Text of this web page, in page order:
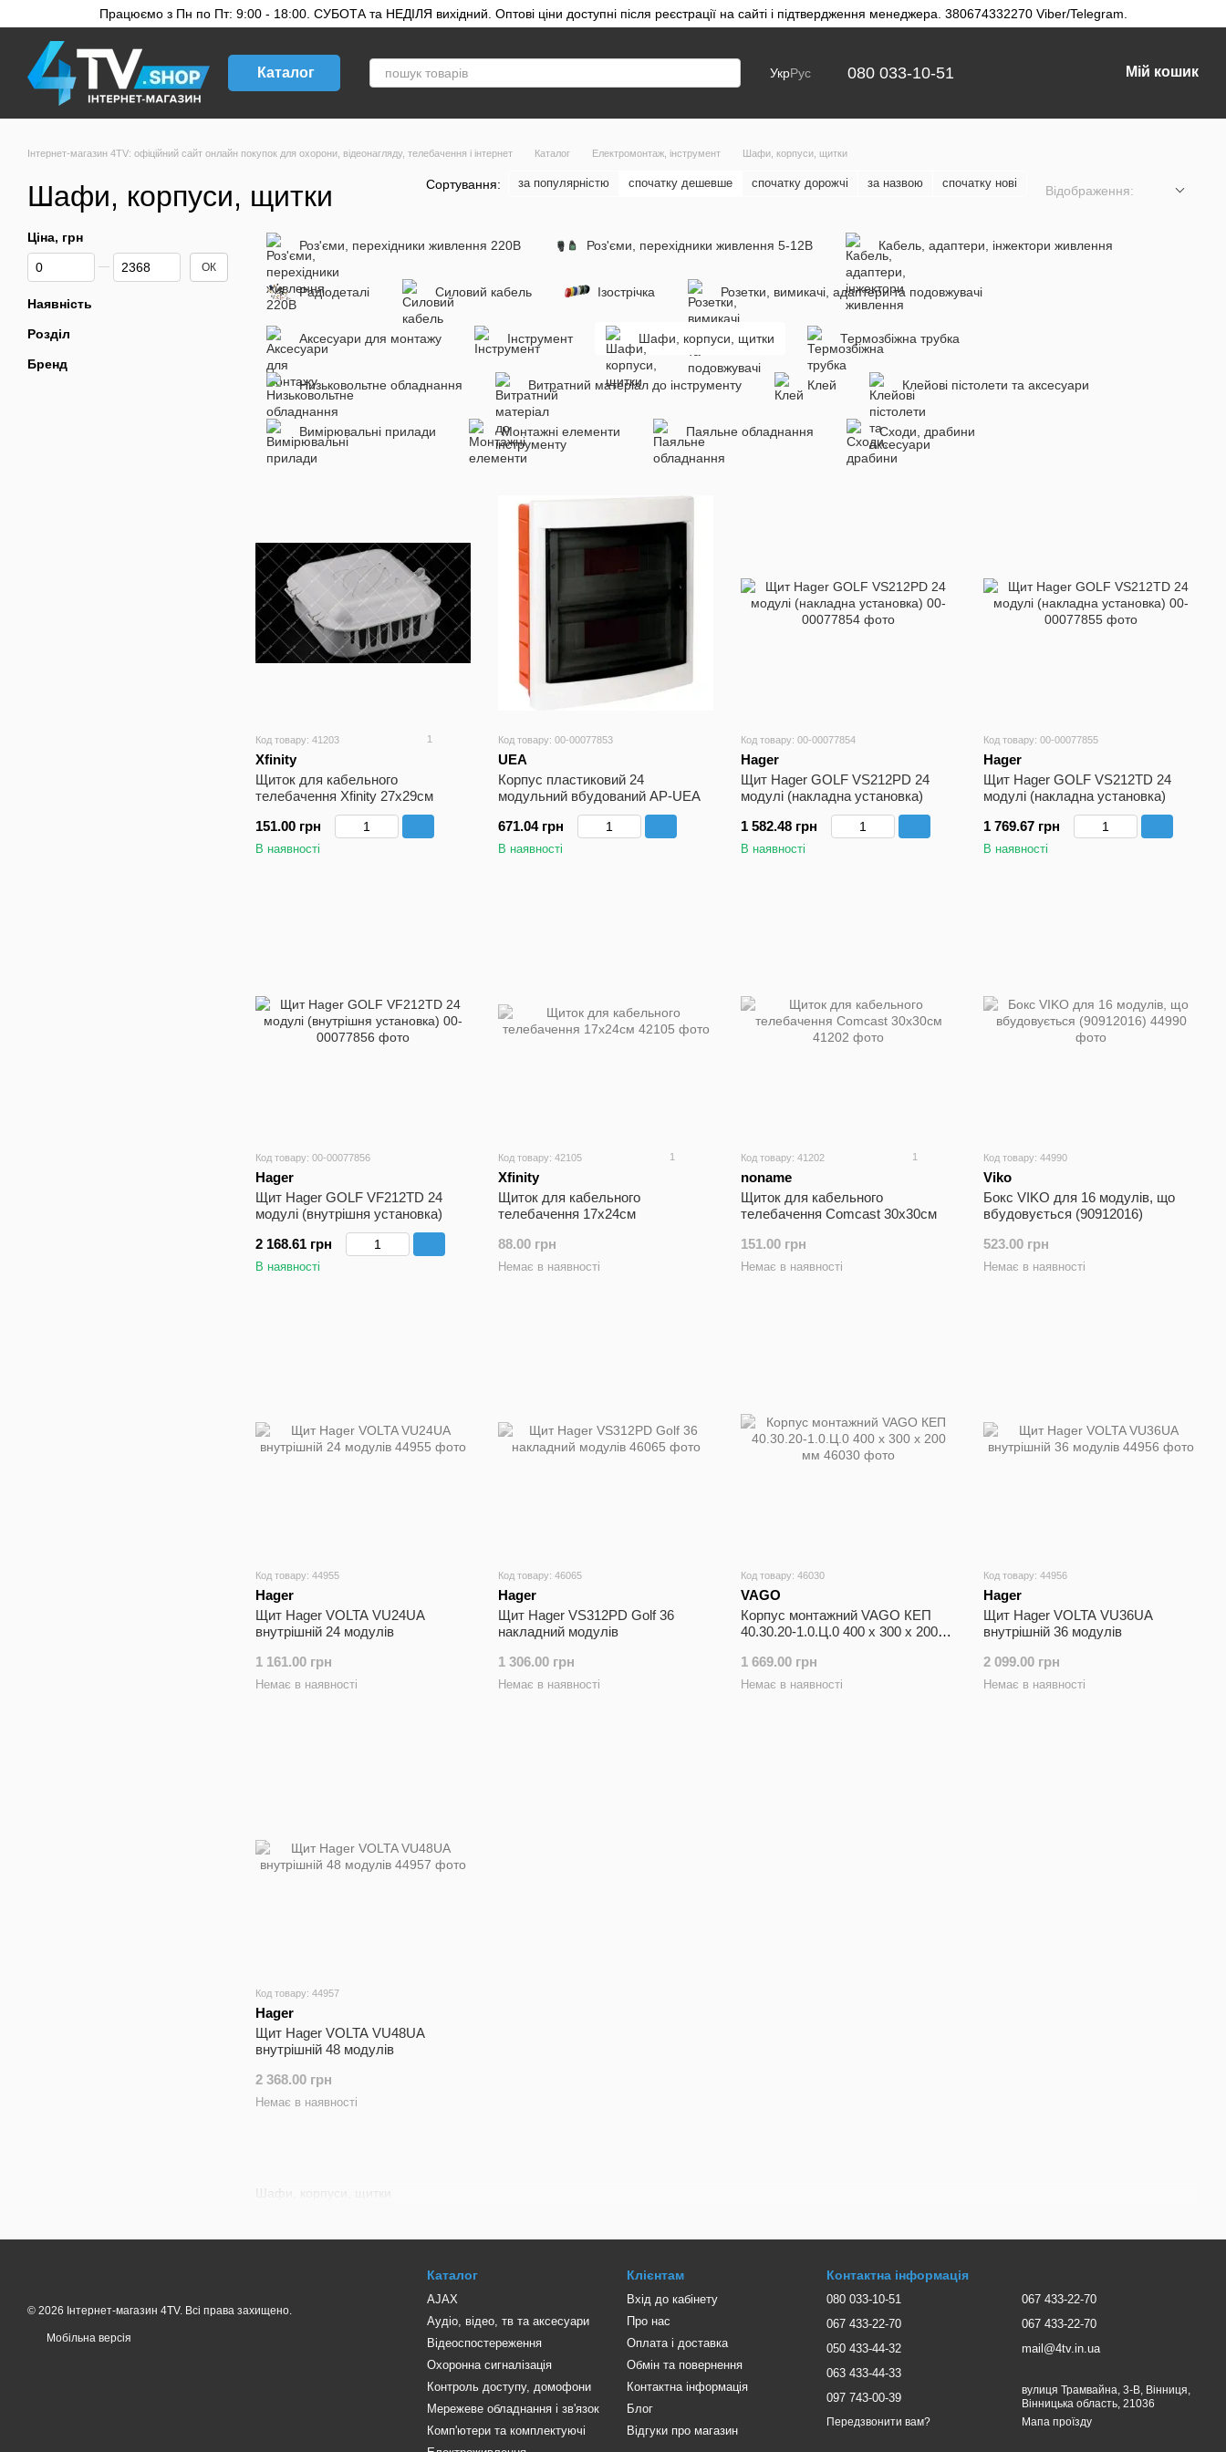
Перейти до основного контенту
Працюємо з Пн по Пт: 9:00 - 18:00. СУБОТА та НЕДІЛЯ вихідний. Оптові ціни доступні після реєстрації на сайті і підтвердження менеджера. 380674332270 Viber/Telegram.
Каталог УкрРус 080 033-10-51 Мій кошик
Інтернет-магазин 4TV: офіційний сайт онлайн покупок для охорони, відеонагляду, телебачення і інтернет Каталог Електромонтаж, інструмент Шафи, корпуси, щитки
Шафи, корпуси, щитки Сортування: за популярністю спочатку дешевше спочатку дорожчі за назвою спочатку нові
Відображення:
Роз'єми, перехідники живлення 220В Роз'єми, перехідники живлення 5-12В Кабель, адаптери, інжектори живлення
Радіодеталі Силовий кабель Ізострічка Розетки, вимикачі, адаптери та подовжувачі
Аксесуари для монтажу Інструмент Шафи, корпуси, щитки Термозбіжна трубка
Низьковольтне обладнання Витратний матеріал до інструменту Клей Клейові пістолети та аксесуари
Вимірювальні прилади Монтажні елементи Паяльне обладнання Сходи, драбини
Шафи, корпуси, щитки
Код товару: 41203 1
Xfinity
Щиток для кабельного
телебачення Xfinity 27x29см
151.00 грн
В наявності
Код товару: 00-00077853
UEA
Корпус пластиковий 24
модульний вбудований AP-UEA
671.04 грн
В наявності
Код товару: 00-00077854
Hager
Щит Hager GOLF VS212PD 24
модулі (накладна установка)
1 582.48 грн
В наявності
Код товару: 00-00077855
Hager
Щит Hager GOLF VS212TD 24
модулі (накладна установка)
1 769.67 грн
В наявності
Код товару: 00-00077856
Hager
Щит Hager GOLF VF212TD 24
модулі (внутрішня установка)
2 168.61 грн
В наявності
Код товару: 42105 1
Xfinity
Щиток для кабельного
телебачення 17x24см
88.00 грн
Немає в наявності
Код товару: 41202 1
noname
Щиток для кабельного
телебачення Comcast 30х30см
151.00 грн
Немає в наявності
Код товару: 44990
Viko
Бокс VIKO для 16 модулів, що
вбудовується (90912016)
523.00 грн
Немає в наявності
Код товару: 44955
Hager
Щит Hager VOLTA VU24UA
внутрішній 24 модулів
1 161.00 грн
Немає в наявності
Код товару: 46065
Hager
Щит Hager VS312PD Golf 36
накладний модулів
1 306.00 грн
Немає в наявності
Код товару: 46030
VAGO
Корпус монтажний VAGO КЕП
40.30.20-1.0.Ц.0 400 x 300 x 200
1 669.00 грн
Немає в наявності
Код товару: 44956
Hager
Щит Hager VOLTA VU36UA
внутрішній 36 модулів
2 099.00 грн
Немає в наявності
Код товару: 44957
Hager
Щит Hager VOLTA VU48UA
внутрішній 48 модулів
2 368.00 грн
Немає в наявності
Ціна, грн
Від Ціна, грн
До Ціна, грн ОК
Наявність
Розділ
Бренд
© 2026 Інтернет-магазин 4TV. Всі права захищено.
Мобільна версія
Каталог
AJAX
Аудіо, відео, тв та аксесуари
Відеоспостереження
Охоронна сигналізація
Контроль доступу, домофони
Мережеве обладнання і зв'язок
Комп'ютери та комплектуючі
Клієнтам
Вхід до кабінету
Про нас
Оплата і доставка
Обмін та повернення
Контактна інформація
Блог
Відгуки про магазин
Контактна інформація
080 033-10-51
067 433-22-70
050 433-44-32
063 433-44-33
097 743-00-39
Передзвонити вам?
067 433-22-70
067 433-22-70
mail@4tv.in.ua
вулиця Трамвайна, 3-В, Вінниця,
Вінницька область, 21036
Мапа проїзду